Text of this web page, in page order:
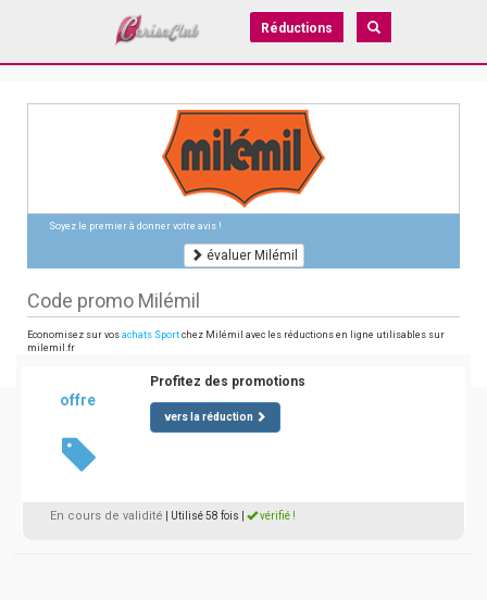
Réductions
Soyez le premier à donner votre avis !
évaluer Milémil
Code promo Milémil
Economisez sur vos achats Sport chez Milémil avec les réductions en ligne utilisables sur
milemil.fr
offre
Profitez des promotions
vers la réduction
En cours de validité | Utilisé 58 fois vérifié !